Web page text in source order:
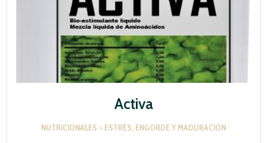
Activa
NUTRICIONALES > ESTRÉS, ENGORDE Y MADURACIÓN